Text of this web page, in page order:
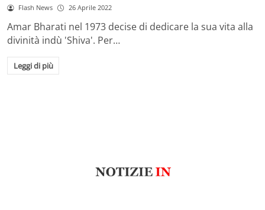
Flash News 26 Aprile 2022
Amar Bharati nel 1973 decise di dedicare la sua vita alla
divinità indù 'Shiva'. Per…
Leggi di più